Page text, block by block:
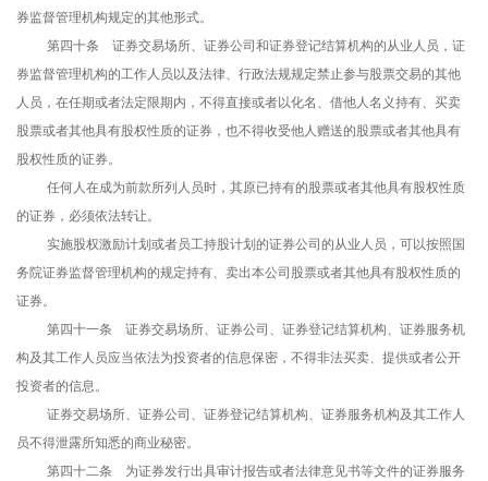
券监督管理机构规定的其他形式。
第四十条 证券交易场所、证券公司和证券登记结算机构的从业人员，证
券监督管理机构的工作人员以及法律、行政法规规定禁止参与股票交易的其他
人员，在任期或者法定限期内，不得直接或者以化名、借他人名义持有、买卖
股票或者其他具有股权性质的证券，也不得收受他人赠送的股票或者其他具有
股权性质的证券。
任何人在成为前款所列人员时，其原已持有的股票或者其他具有股权性质
的证券，必须依法转让。
实施股权激励计划或者员工持股计划的证券公司的从业人员，可以按照国
务院证券监督管理机构的规定持有、卖出本公司股票或者其他具有股权性质的
证券。
第四十一条 证券交易场所、证券公司、证券登记结算机构、证券服务机
构及其工作人员应当依法为投资者的信息保密，不得非法买卖、提供或者公开
投资者的信息。
证券交易场所、证券公司、证券登记结算机构、证券服务机构及其工作人
员不得泄露所知悉的商业秘密。
第四十二条 为证券发行出具审计报告或者法律意见书等文件的证券服务